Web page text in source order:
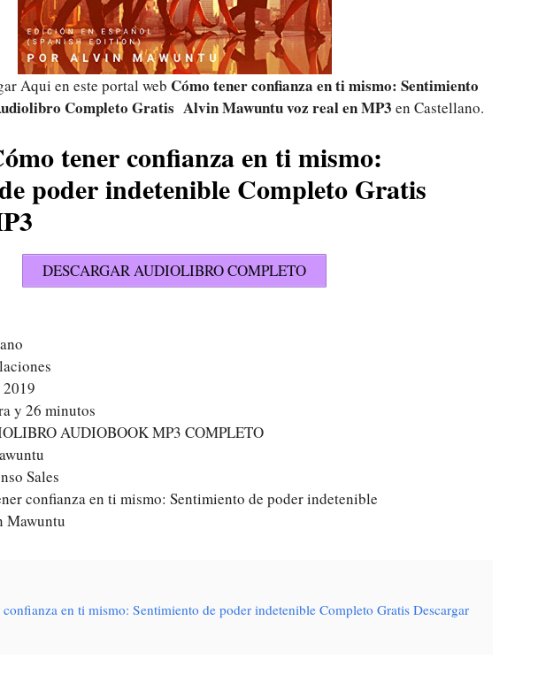
Aqui en este portal web Cómo tener confianza en ti mismo: Sentimiento
Completo Gratis Alvin Mawuntu voz realen MP3 en Castellano.
tener confianza en ti mismo:
poder indetenible Completo Gratis
DESCARGAR AUDIOLIBRO COMPLETO
y 26 minutos
AUDIOBOOK MP3 COMPLETO
Sales
confianza en ti mismo: Sentimiento de poder indetenible
Mawuntu
en ti mismo: Sentimiento de poder indetenible Completo Gratis Descargar